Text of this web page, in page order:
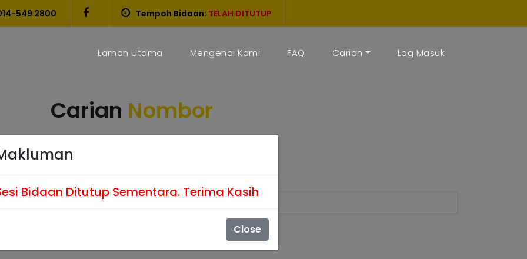
549 2800 Tempoh Bidaan: TELAH DITUTUP
Laman Utama Mengenai Kami FAQ Carian Log Masuk
Carian Nombor
CARI NOMBOR PLAT YANG ANDA INGINKAN
Bidaan Ditutup Sementara. Terima Kasih
Close